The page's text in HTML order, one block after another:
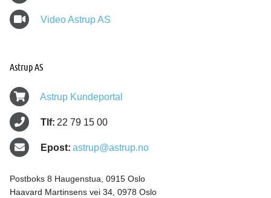
Video Astrup AS
Astrup AS
Astrup Kundeportal
Tlf: 22 79 15 00
Epost: astrup@astrup.no
Postboks 8 Haugenstua, 0915 Oslo
Haavard Martinsens vei 34, 0978 Oslo